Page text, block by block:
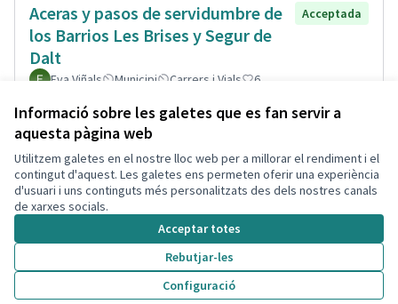
Informació sobre les galetes que es fan servir a
aquesta pàgina web
Utilitzem galetes en el nostre lloc web per a millorar el rendiment i el
contingut d'aquest. Les galetes ens permeten oferir una experiència
d'usuari i uns continguts més personalitzats des dels nostres canals
de xarxes socials.
Acceptar totes
Rebutjar-les
Configuració
Aceras y pasos de servidumbre de
los Barrios Les Brises y Segur de
Dalt
Acceptada
Eva Viñals Municipi Carrers i Vials 6
Termes i condicions d'ús
Configuració de les galetes
Decidim Calafell a X
(Enllaç extern)
Decidim Calafell a Facebook
Decidim Calafell a YouTube
Decidim Calafell a GitHub
(Enllaç extern)
Web creada ambprogramari lliure .
Amb
(Enllaç